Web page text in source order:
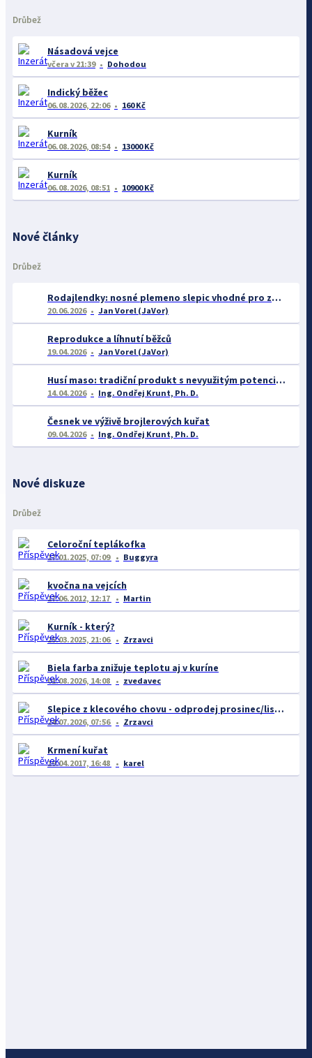
Drůbež
Násadová vejce
včera v 21:39 Dohodou
Indický běžec
06.08.2026, 22:06 160 Kč
Kurník
06.08.2026, 08:54 13000 Kč
Kurník
06.08.2026, 08:51 10900 Kč
Nové články
Drůbež
Rodajlendky: nosné plemeno slepic vhodné pro začátečníky
20.06.2026 Jan Vorel (JaVor)
Reprodukce a líhnutí běžců
19.04.2026 Jan Vorel (JaVor)
Husí maso: tradiční produkt s nevyužitým potenciálem
14.04.2026 Ing. Ondřej Krunt, Ph. D.
Česnek ve výživě brojlerových kuřat
09.04.2026 Ing. Ondřej Krunt, Ph. D.
Nové diskuze
Drůbež
Celoroční teplákofka
17.01.2025, 07:09 Buggyra
kvočna na vejcích
17.06.2012, 12:17 Martin
Kurník - který?
25.03.2025, 21:06 Zrzavci
Biela farba znižuje teplotu aj v kuríne
01.08.2026, 14:08 zvedavec
Slepice z klecového chovu - odprodej prosinec/listopad
24.07.2026, 07:56 Zrzavci
Krmení kuřat
19.04.2017, 16:48 karel